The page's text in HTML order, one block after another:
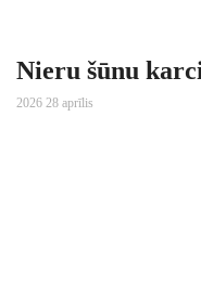
Nieru šūnu
2026 28 aprīlis